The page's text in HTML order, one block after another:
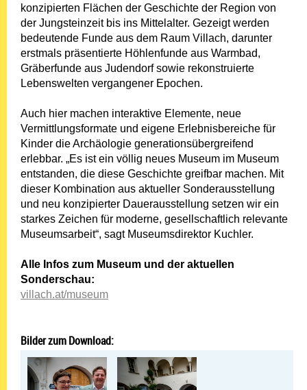
konzipierten Flächen der Geschichte der Region von
der Jungsteinzeit bis ins Mittelalter. Gezeigt werden
bedeutende Funde aus dem Raum Villach, darunter
erstmals präsentierte Höhlenfunde aus Warmbad,
Gräberfunde aus Judendorf sowie rekonstruierte
Lebenswelten vergangener Epochen.
Auch hier machen interaktive Elemente, neue
Vermittlungsformate und eigene Erlebnisbereiche für
Kinder die Archäologie generationsübergreifend
erlebbar. „Es ist ein völlig neues Museum im Museum
entstanden, die diese Geschichte greifbar machen. Mit
dieser Kombination aus aktueller Sonderausstellung
und neu konzipierter Dauerausstellung setzen wir ein
starkes Zeichen für moderne, gesellschaftlich relevante
Museumsarbeit“, sagt Museumsdirektor Kuchler.
Alle Infos zum Museum und der aktuellen
Sonderschau:
villach.at/museum
Bilder zum Download: